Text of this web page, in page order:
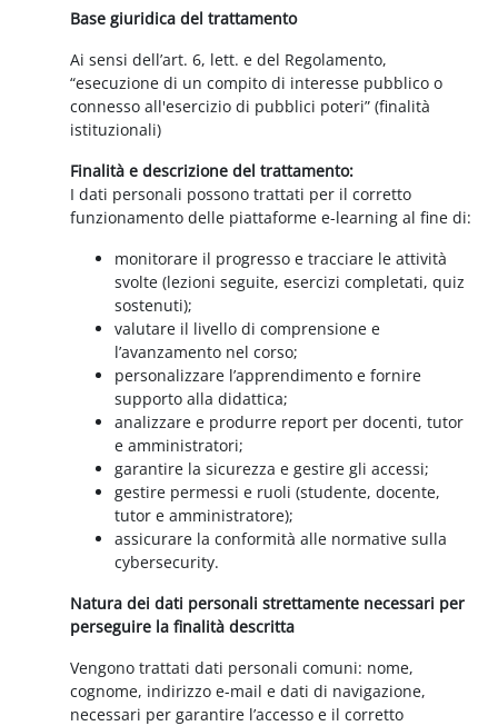
Base giuridica del trattamento
Ai sensi dell’art. 6, lett. e del Regolamento,
“esecuzione di un compito di interesse pubblico o
connesso all'esercizio di pubblici poteri” (finalità
istituzionali)
Finalità e descrizione del trattamento:
I dati personali possono trattati per il corretto
funzionamento delle piattaforme e-learning al fine di:
monitorare il progresso e tracciare le attività
svolte (lezioni seguite, esercizi completati, quiz
sostenuti);
valutare il livello di comprensione e
l’avanzamento nel corso;
personalizzare l’apprendimento e fornire
supporto alla didattica;
analizzare e produrre report per docenti, tutor
e amministratori;
garantire la sicurezza e gestire gli accessi;
gestire permessi e ruoli (studente, docente,
tutor e amministratore);
assicurare la conformità alle normative sulla
cybersecurity.
Natura dei dati personali strettamente necessari per
perseguire la finalità descritta
Vengono trattati dati personali comuni: nome,
cognome, indirizzo e-mail e dati di navigazione,
necessari per garantire l’accesso e il corretto